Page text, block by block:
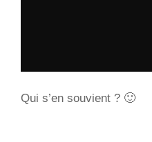
Qui s’en souvient ? 🙂